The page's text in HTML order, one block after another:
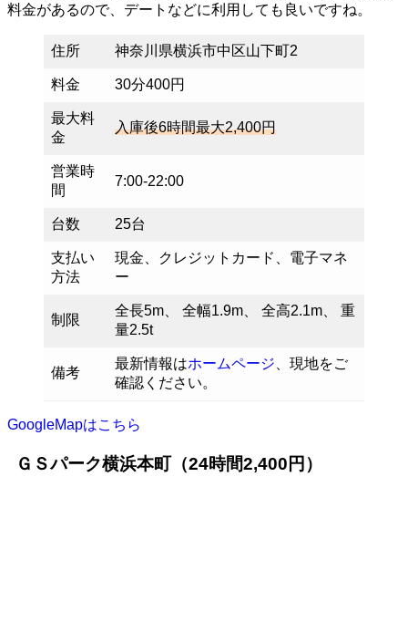
料金があるので、デートなどに利用しても良いですね。
住所 神奈川県横浜市中区山下町2
料金 30分400円
最大料
金
入庫後6時間最大2,400円
営業時
間
7:00-22:00
台数 25台
支払い
方法
現金、クレジットカード、電子マネ
ー
制限
全長5m、 全幅1.9m、 全高2.1m、 重
量2.5t
備考
最新情報はホームページ 、現地をご
確認ください。
GoogleMapはこちら
ＧＳパーク横浜本町（24時間2,400円）